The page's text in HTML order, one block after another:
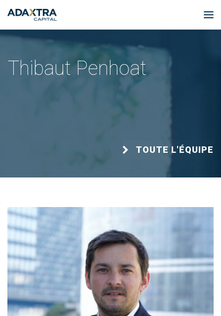
Thibaut Penhoat
TOUTE L'ÉQUIPE